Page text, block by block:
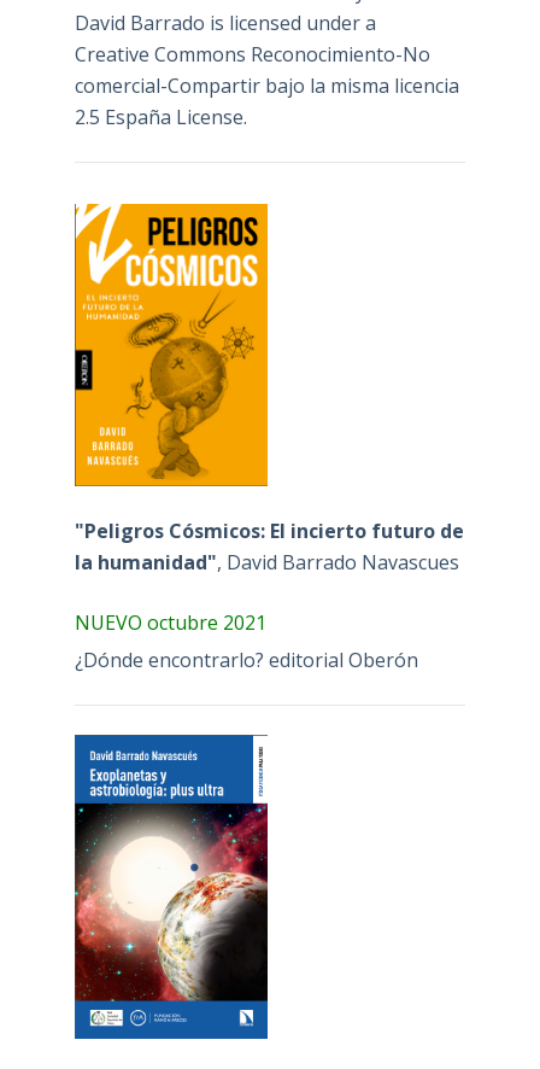
David Barrado is licensed under a
Creative Commons Reconocimiento-No
comercial-Compartir bajo la misma licencia
2.5 España License.
"Peligros Cósmicos: El incierto futuro de
la humanidad", David Barrado Navascues
NUEVO octubre 2021
¿Dónde encontrarlo? editorial Oberón